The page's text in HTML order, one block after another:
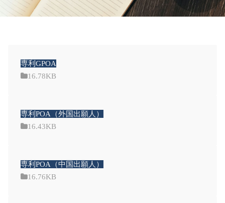
専利GPOA
16.78KB
専利POA（外国出願人）
16.43KB
専利POA（中国出願人）
16.76KB